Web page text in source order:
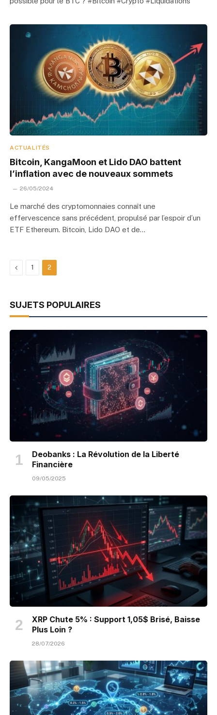
ACTUALITÉS
Bitcoin, KangaMoon et Lido DAO battent
l’inflation avec de nouveaux sommets
26/05/2024
Le marché des cryptomonnaies connaît une
effervescence sans précédent, propulsé par l’espoir d’un
ETF Ethereum. Bitcoin, Lido DAO et de…
Previous
1 2
SUJETS POPULAIRES
Deobanks : La Révolution de la Liberté
Financière
09/05/2025
XRP Chute 5% : Support 1,05$ Brisé, Baisse
Plus Loin ?
28/07/2026